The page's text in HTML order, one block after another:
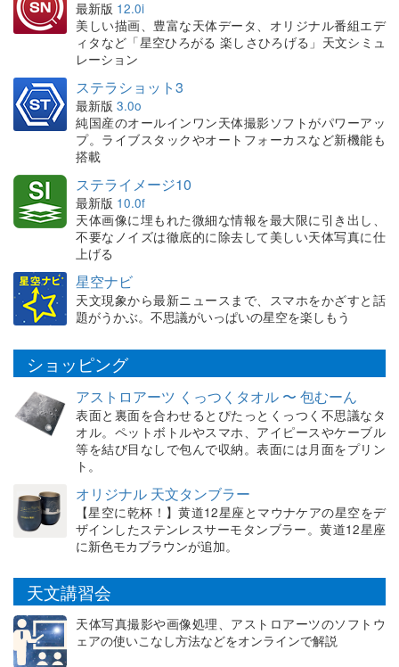
最新版 12.0i
美しい描画、豊富な天体データ、オリジナル番組エデ
ィタなど「星空ひろがる 楽しさひろげる」天文シミュ
レーション
ステラショット3
最新版 3.0o
純国産のオールインワン天体撮影ソフトがパワーアッ
プ。ライブスタックやオートフォーカスなど新機能も
搭載
ステライメージ10
最新版 10.0f
天体画像に埋もれた微細な情報を最大限に引き出し、
不要なノイズは徹底的に除去して美しい天体写真に仕
上げる
星空ナビ
天文現象から最新ニュースまで、スマホをかざすと話
題がうかぶ。不思議がいっぱいの星空を楽しもう
ショッピング
アストロアーツ くっつくタオル 〜 包むーん
表面と裏面を合わせるとぴたっとくっつく不思議なタ
オル。ペットボトルやスマホ、アイピースやケーブル
等を結び目なしで包んで収納。表面には月面をプリン
ト。
オリジナル 天文タンブラー
【星空に乾杯！】黄道12星座とマウナケアの星空をデ
ザインしたステンレスサーモタンブラー。黄道12星座
に新色モカブラウンが追加。
天文講習会
天体写真撮影や画像処理、アストロアーツのソフトウ
ェアの使いこなし方法などをオンラインで解説